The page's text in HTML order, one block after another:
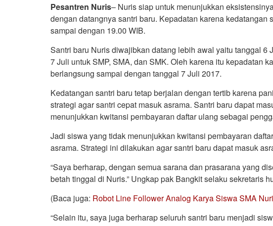
Pesantren Nuris– Nuris siap untuk menunjukkan
dengan datangnya santri baru. Kepadatan karena kedatangan
sampai dengan 19.00 WIB.
Santri baru Nuris diwajibkan datang lebih awal yaitu tanggal 6
7 Juli untuk SMP, SMA, dan SMK. Oleh karena itu kepadatan
berlangsung sampai dengan tanggal 7 Juli 2017.
Kedatangan santri baru tetap berjalan dengan tertib karena
strategi agar santri cepat masuk asrama. Santri baru dapat
menunjukkan kwitansi pembayaran daftar ulang sebagai
Jadi siswa yang tidak menunjukkan kwitansi pembayaran
asrama. Strategi ini dilakukan agar santri baru dapat masuk
“Saya berharap, dengan semua sarana dan prasarana yang
betah tinggal di Nuris.” Ungkap pak Bangkit selaku sekretaris
(Baca juga: Robot Line Follower Analog Karya Siswa SMA
“Selain itu, saya juga berharap seluruh santri baru menjadi